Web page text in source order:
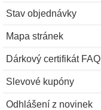
Stav objednávky
Mapa stránek
Dárkový certifikát FAQ
Slevové kupóny
Odhlášení z novinek